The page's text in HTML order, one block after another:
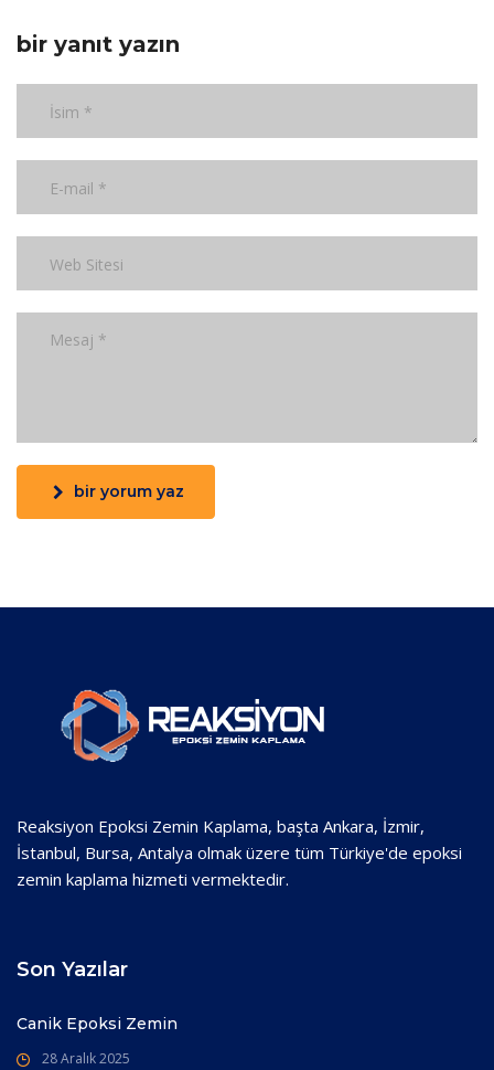
bir yanıt yazın
bir yorum yaz
Reaksiyon Epoksi Zemin Kaplama, başta Ankara, İzmir,
İstanbul, Bursa, Antalya olmak üzere tüm Türkiye'de epoksi
zemin kaplama hizmeti vermektedir.
Son Yazılar
Canik Epoksi Zemin
28 Aralık 2025